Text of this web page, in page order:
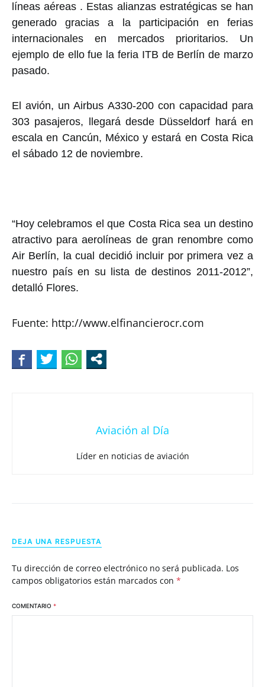
líneas aéreas . Estas alianzas estratégicas se han
generado gracias a la participación en ferias
internacionales en mercados prioritarios. Un
ejemplo de ello fue la feria ITB de Berlín de marzo
pasado.
El avión, un Airbus A330-200 con capacidad para
303 pasajeros, llegará desde Düsseldorf hará en
escala en Cancún, México y estará en Costa Rica
el sábado 12 de noviembre.
“Hoy celebramos el que Costa Rica sea un destino
atractivo para aerolíneas de gran renombre como
Air Berlín, la cual decidió incluir por primera vez a
nuestro país en su lista de destinos 2011-2012”,
detalló Flores.
Fuente: http://www.elfinancierocr.com
Aviación al Día
Líder en noticias de aviación
DEJA UNA RESPUESTA
Tu dirección de correo electrónico no será publicada. Los
campos obligatorios están marcados con *
COMENTARIO *